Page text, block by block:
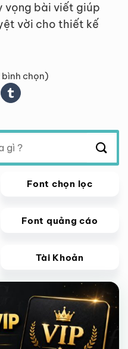
vọng bài viết giúp
vời cho thiết kế
chọn)
Font chọn lọc
Font quảng cáo
Tài Khoản